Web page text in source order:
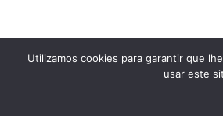
Utilizamos cookies para garantir que
usar este